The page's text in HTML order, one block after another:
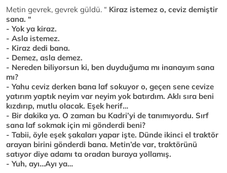
Metin gevrek, gevrek güldü. “ Kiraz istemez o, ceviz demiştir
sana. “
- Yok ya kiraz.
- Asla istemez.
- Kiraz dedi bana.
- Demez, asla demez.
- Nereden biliyorsun ki, ben duyduğuma mı inanayım sana
mı?
- Yahu ceviz derken bana laf sokuyor o, geçen sene cevize
yatırım yaptık neyim var neyim yok batırdım. Aklı sıra beni
kızdırıp, mutlu olacak. Eşek herif…
- Bir dakika ya. O zaman bu Kadri’yi de tanımıyordu. Sırf
sana laf sokmak için mi gönderdi beni?
- Tabii, öyle eşek şakaları yapar işte. Dünde ikinci el traktör
arayan birini gönderdi bana. Metin’de var, traktörünü
satıyor diye adamı ta oradan buraya yollamış.
- Yuh, ayı…Ayı ya…